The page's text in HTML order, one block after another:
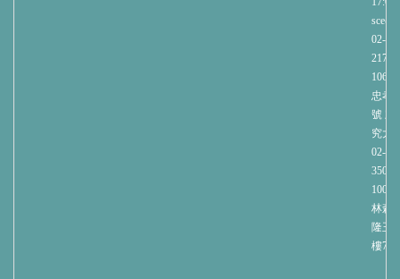
02-
2171
忠孝
號 宏
究大
02-
3508
林森
隆玉
樓